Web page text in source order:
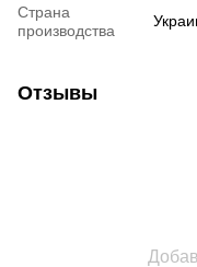
Страна
производства
Отзывы